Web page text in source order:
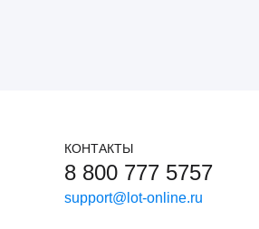
КОНТАКТЫ
8 800 777 5757
support@lot-online.ru